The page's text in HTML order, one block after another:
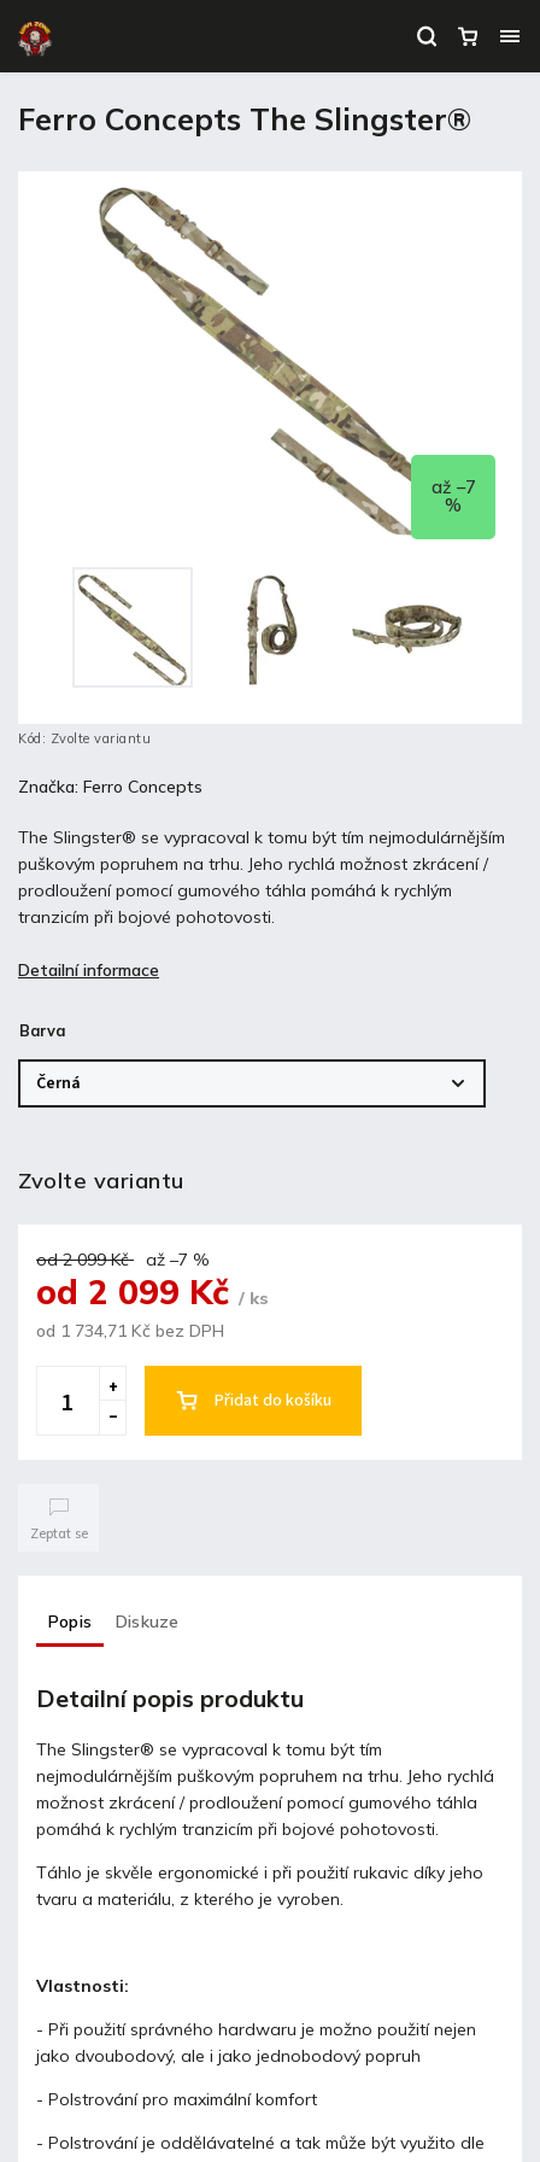
Ferro Concepts The Slingster®
až –7
%
Kód: Zvolte variantu
The Slingster® se vypracoval k tomu být tím nejmodulárnějším
puškovým popruhem na trhu. Jeho rychlá možnost zkrácení /
prodloužení pomocí gumového táhla pomáhá k rychlým
tranzicím při bojové pohotovosti.
Detailní informace
Značka: Ferro Concepts
Barva
Zvolte variantu
od 2 099 Kč až –7 %
od 2 099 Kč / ks
od 1 734,71 Kč bez DPH
Přidat do košíku
Zeptat se
Popis Diskuze
Detailní popis produktu
The Slingster® se vypracoval k tomu být tím
nejmodulárnějším puškovým popruhem na trhu. Jeho rychlá
možnost zkrácení / prodloužení pomocí gumového táhla
pomáhá k rychlým tranzicím při bojové pohotovosti.
Táhlo je skvěle ergonomické i při použití rukavic díky jeho
tvaru a materiálu, z kterého je vyroben.
Vlastnosti:
- Při použití správného hardwaru je možno použití nejen
jako dvoubodový, ale i jako jednobodový popruh
- Polstrování pro maximální komfort
- Polstrování je oddělávatelné a tak může být využito dle